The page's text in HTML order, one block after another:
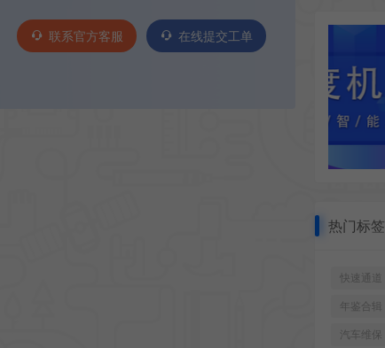
联系官方客服 在线提交工单
热门标签
快速通道
年鉴合辑
汽车维保